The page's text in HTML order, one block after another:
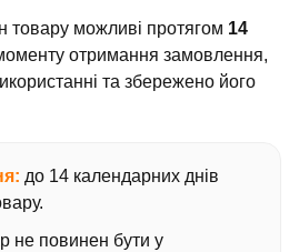
товару можливі протягом 14
отримання замовлення,
та збережено його
до 14 календарних днів
не повинен бути у